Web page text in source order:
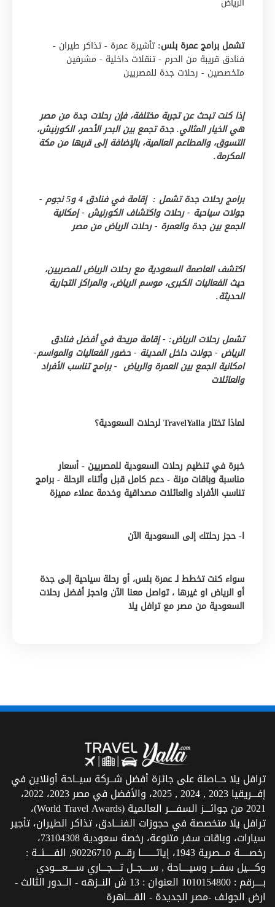
تشمل برامج عمرة بلس: تأشيرة عمرة - تذاكر طيران -
فنادق قريبة من الحرم - تنقلات داخلية - مشرفين
متخصصين - رحلات جدة للمصريين
إذا كنت تبحث عن تجربة مختلفة، فإن رحلات جدة من مصر
هي الخيار المثالي. جدة تجمع بين البحر الأحمر، الكورنيش،
التسوق، والمطاعم العالمية، بالإضافة إلى قربها من مكة
المكرمة.
برامج رحلات جدة تشمل : إقامة في فنادق 4 و5 نجوم -
جولات سياحية - رحلات واكتشاف الكورنيش - إمكانية
الجمع بين جدة والعمرة - رحلات الرياض من مصر
اكتشف العاصمة السعودية مع رحلات الرياض للمصريين،
حيث الفعاليات الكبرى، موسم الرياض، والمراكز التجارية
الحديثة.
تشمل رحلات الرياض: - إقامة مريحة في أفضل فنادق
الرياض - جولات داخل المدينة - حضور الفعاليات والمواسم-
امكانية الجمع بين العمرة والرياض - برامج تناسب الأفراد
والعائلات
لماذا تختار TravelYalla لرحلات السعودية؟
خبرة في تنظيم رحلات السعودية للمصريين - أسعار
مناسبة وباقات مرنة - دعم كامل قبل وأثناء الرحلة - برامج
تناسب الأفراد والعائلات مصداقية وخدمة عملاء مميزة
ا- حجز رحلتك إلى السعودية الآن
سواء كنت تخطط لـ عمرة بلس، أو رحلة سياحية إلى جدة
أو الرياض او غيرها ، تواصل معنا الآن واحجز أفضل رحلات
السعودية من مصر مع ترافل يلا
ترافل يلا حــاصلة على جائزة أفضل شــركة سيــاحة أونلاين في
إفـــريقيا 2023 , 2024 , 2025، والأفضل في مصر 2023، 2022،
2021 من جوائـــز السفــــر العالمية (World Travel Awards)،
ترافل يلا متخصصة في حجوزات الفنـــادق، تذاكر الطيران، تأجير
سيارات، وباقات سفر متنوعة، رخصة سعودية 73104308،
رخصـــــة مـــصرية 1943، إياتــــــــا رقـــم 90226710, الفـــــئــة :
وكــــيل سفـــر وسيــــاحة , ســــجــل تــــجـــاري ســــعــــودي
بــــرقم : 1010154800 العنوان : 13 ش النــزهه - الــدور الثالث -
ارض الجولف -مصر الجديدة - القــــاهرة